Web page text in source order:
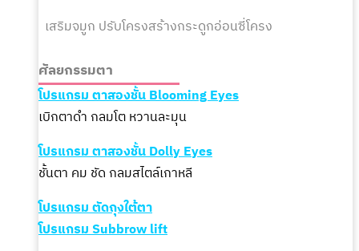
เสริมจมูก ปรับโครงสร้างกระดูกอ่อนซี่โครง
ศัลยกรรมตา
โปรแกรม ตาสองชั้น Blooming Eyes
เบิกตาดำ กลมโต หวานละมุน
โปรแกรม ตาสองชั้น Dolly Eyes
ชั้นตา คม ชัด กลมสไตล์เกาหลี
โปรแกรม ตัดถุงใต้ตา
โปรแกรม Subbrow lift